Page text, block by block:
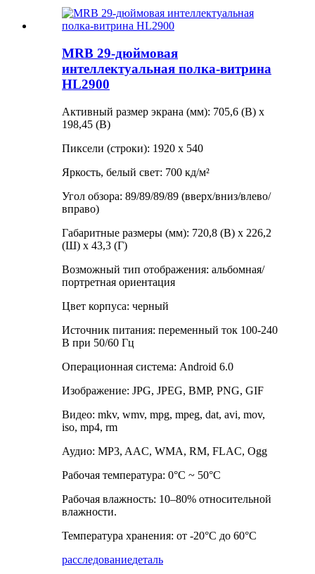
MRB 29-дюймовая
интеллектуальная полка-витрина
HL2900
Активный размер экрана (мм): 705,6 (В) x
198,45 (В)
Пиксели (строки): 1920 x 540
Яркость, белый свет: 700 кд/м²
Угол обзора: 89/89/89/89 (вверх/вниз/влево/
вправо)
Габаритные размеры (мм): 720,8 (В) x 226,2
(Ш) x 43,3 (Г)
Возможный тип отображения: альбомная/
портретная ориентация
Цвет корпуса: черный
Источник питания: переменный ток 100-240
В при 50/60 Гц
Операционная система: Android 6.0
Изображение: JPG, JPEG, BMP, PNG, GIF
Видео: mkv, wmv, mpg, mpeg, dat, avi, mov,
iso, mp4, rm
Аудио: MP3, AAC, WMA, RM, FLAC, Ogg
Рабочая температура: 0°C ~ 50°C
Рабочая влажность: 10–80% относительной
влажности.
Температура хранения: от -20°C до 60°C
расследованиедеталь